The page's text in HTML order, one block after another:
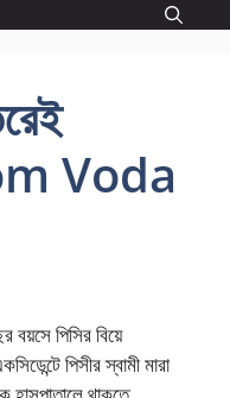
Voda
পিসির বিয়ে
পিসীর স্বামী মারা